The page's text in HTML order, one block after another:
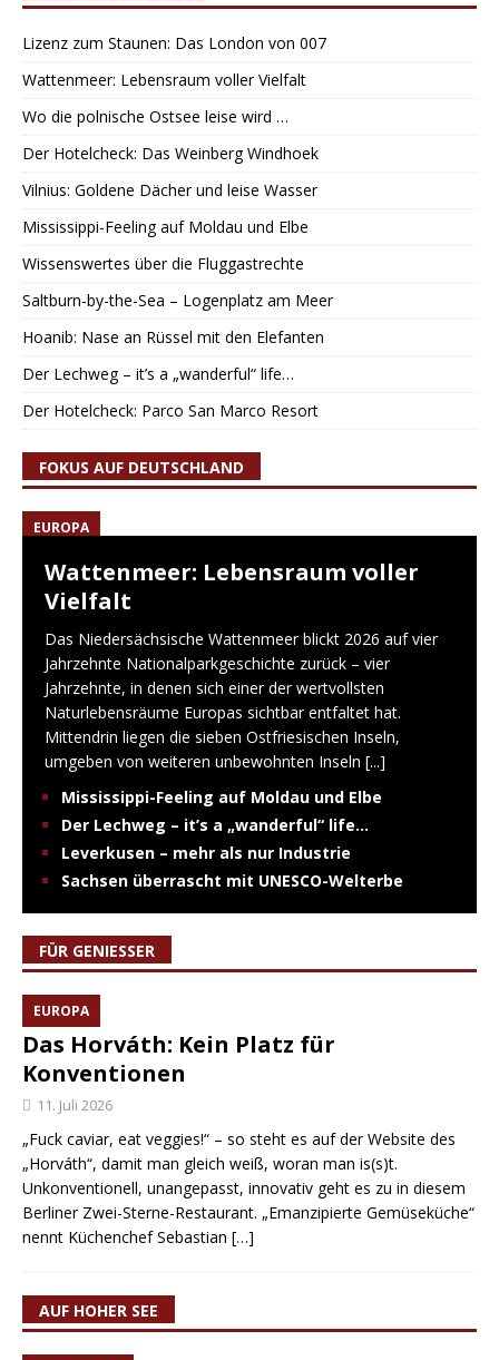
Lizenz zum Staunen: Das London von 007
Wattenmeer: Lebensraum voller Vielfalt
Wo die polnische Ostsee leise wird …
Der Hotelcheck: Das Weinberg Windhoek
Vilnius: Goldene Dächer und leise Wasser
Mississippi-Feeling auf Moldau und Elbe
Wissenswertes über die Fluggastrechte
Saltburn-by-the-Sea – Logenplatz am Meer
Hoanib: Nase an Rüssel mit den Elefanten
Der Lechweg – it’s a „wanderful“ life…
Der Hotelcheck: Parco San Marco Resort
FOKUS AUF DEUTSCHLAND
EUROPA
Wattenmeer: Lebensraum voller
Vielfalt
Das Niedersächsische Wattenmeer blickt 2026 auf vier
Jahrzehnte Nationalparkgeschichte zurück – vier
Jahrzehnte, in denen sich einer der wertvollsten
Naturlebensräume Europas sichtbar entfaltet hat.
Mittendrin liegen die sieben Ostfriesischen Inseln,
umgeben von weiteren unbewohnten Inseln [...]
Mississippi-Feeling auf Moldau und Elbe
Der Lechweg – it’s a „wanderful“ life…
Leverkusen – mehr als nur Industrie
Sachsen überrascht mit UNESCO-Welterbe
FÜR GENIESSER
EUROPA
Das Horváth: Kein Platz für
Konventionen
11. Juli 2026
„Fuck caviar, eat veggies!“ – so steht es auf der Website des
„Horváth“, damit man gleich weiß, woran man is(s)t.
Unkonventionell, unangepasst, innovativ geht es zu in diesem
Berliner Zwei-Sterne-Restaurant. „Emanzipierte Gemüseküche“
nennt Küchenchef Sebastian […]
AUF HOHER SEE